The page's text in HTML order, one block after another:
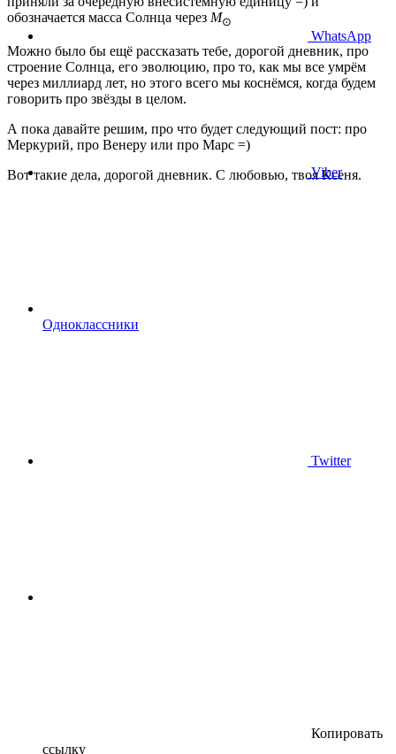
обозначается масса Солнца через M⊙
Можно было бы ещё рассказать тебе, дорогой дневник, про
строение Солнца, его эволюцию, про то, как мы все умрём
через миллиард лет, но этого всего мы коснёмся, когда будем
говорить про звёзды в целом.
А пока давайте решим, про что будет следующий пост: про
Меркурий, про Венеру или про Марс =)
Вот такие дела, дорогой дневник. С любовью, твоя Ксеня.
WhatsApp
Viber
Одноклассники
Twitter
Копировать
ссылку